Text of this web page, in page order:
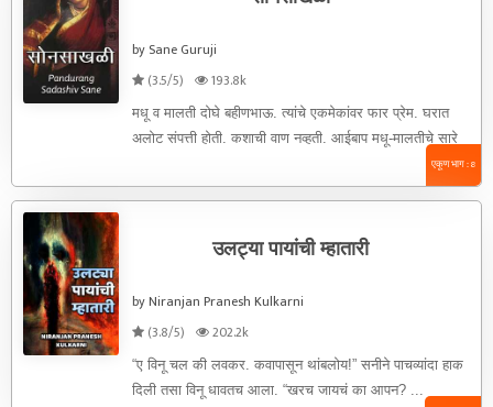
by Sane Guruji
(3.5/5)
193.8k
मधू व मालती दोघे बहीणभाऊ. त्यांचे एकमेकांवर फार प्रेम. घरात
अलोट संपत्ती होती. कशाची वाण नव्हती. आईबाप मधू-मालतीचे सारे
एकूण भाग : 8
उलट्या पायांची म्हातारी
by Niranjan Pranesh Kulkarni
(3.8/5)
202.2k
“ए विनू चल की लवकर. कवापासून थांबलोय!” सनीने पाचव्यांदा हाक
दिली तसा विनू धावतच आला. “खरच जायचं का आपन? ...